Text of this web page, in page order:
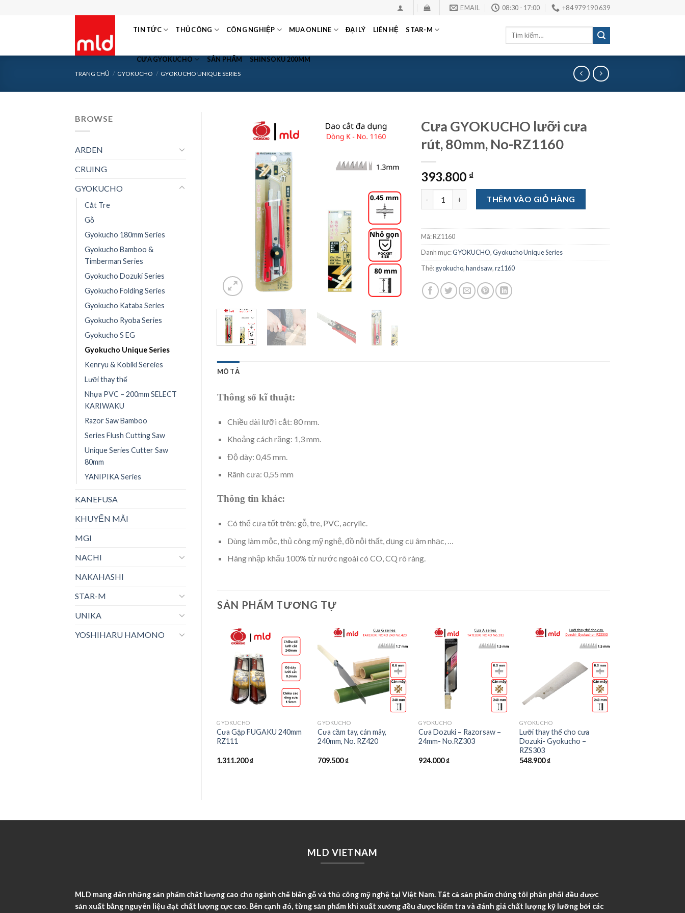
EMAIL 08:30 - 17:00 +84 979 190 639
TIN TỨC THỦ CÔNG CÔNG NGHIỆP MUA ONLINE ĐẠI LÝ LIÊN HỆ STAR-M
CƯA GYOKUCHO SẢN PHẨM SHINSOKU 200MM
Tìm
TRANG CHỦ / GYOKUCHO / GYOKUCHO UNIQUE SERIES
BROWSE
ARDEN
CRUING
GYOKUCHO
Cắt Tre
Gỗ
Gyokucho 180mm Series
Gyokucho Bamboo &
Timberman Series
Gyokucho Dozuki Series
Gyokucho Folding Series
Gyokucho Kataba Series
Gyokucho Ryoba Series
Gyokucho S EG
Gyokucho Unique Series
Kenryu & Kobiki Sereies
Lưỡi thay thế
Nhựa PVC – 200mm SELECT
KARIWAKU
Razor Saw Bamboo
Series Flush Cutting Saw
Unique Series Cutter Saw
80mm
YANIPIKA Series
KANEFUSA
KHUYẾN MÃI
MGI
NACHI
NAKAHASHI
STAR-M
UNIKA
YOSHIHARU HAMONO
Cưa GYOKUCHO lưỡi cưa
rút, 80mm, No-RZ1160
393.800 ₫
Cưa GYOKUCHO lưỡi cưa rút, 80mm, No-RZ1160 số lượng
THÊM VÀO GIỎ HÀNG
Mã:RZ1160
Danh mục:GYOKUCHO,Gyokucho Unique Series
Thẻ:gyokucho,handsaw,rz1160
MÔ TẢ
Thông số kĩ thuật:
Chiều dài lưỡi cắt: 80 mm.
Khoảng cách răng: 1,3 mm.
Độ dày: 0,45 mm.
Rãnh cưa: 0,55 mm
Thông tin khác:
Có thể cưa tốt trên: gỗ, tre, PVC, acrylic.
Dùng làm mộc, thủ công mỹ nghệ, đồ nội thất, dụng cụ âm nhạc, …
Hàng nhập khẩu 100% từ nước ngoài có CO, CQ rõ ràng.
SẢN PHẨM TƯƠNG TỰ
GYOKUCHO
Cưa Gập FUGAKU 240mm
RZ111
1.311.200₫
GYOKUCHO
Cưa cầm tay, cán mây,
240mm, No. RZ420
709.500₫
GYOKUCHO
Cưa Dozuki – Razorsaw –
24mm- No.RZ303
924.000₫
GYOKUCHO
Lưỡi thay thế cho cưa
Dozuki- Gyokucho –
RZS303
548.900₫
MLD VIETNAM
MLD mang đến những sản phẩm chất lượng cao cho ngành chế biến gỗ và thủ công mỹ nghệ tại Việt Nam. Tất cả sản phẩm chúng tôi phân phối đều được
sản xuất bằng nguyên liệu đạt chất lượng cực cao. Bên cạnh đó, từng sản phẩm khi xuất xưởng đều được kiểm tra và đánh giá chất lượng kỹ lưỡng bởi các